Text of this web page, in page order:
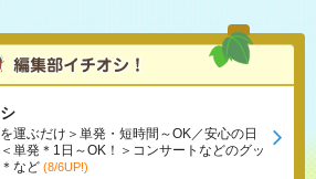
運ぶだけ＞単発・短時間～OK／安心の日
単発＊1日～OK！＞コンサートなどのグッ
など (8/6UP!)